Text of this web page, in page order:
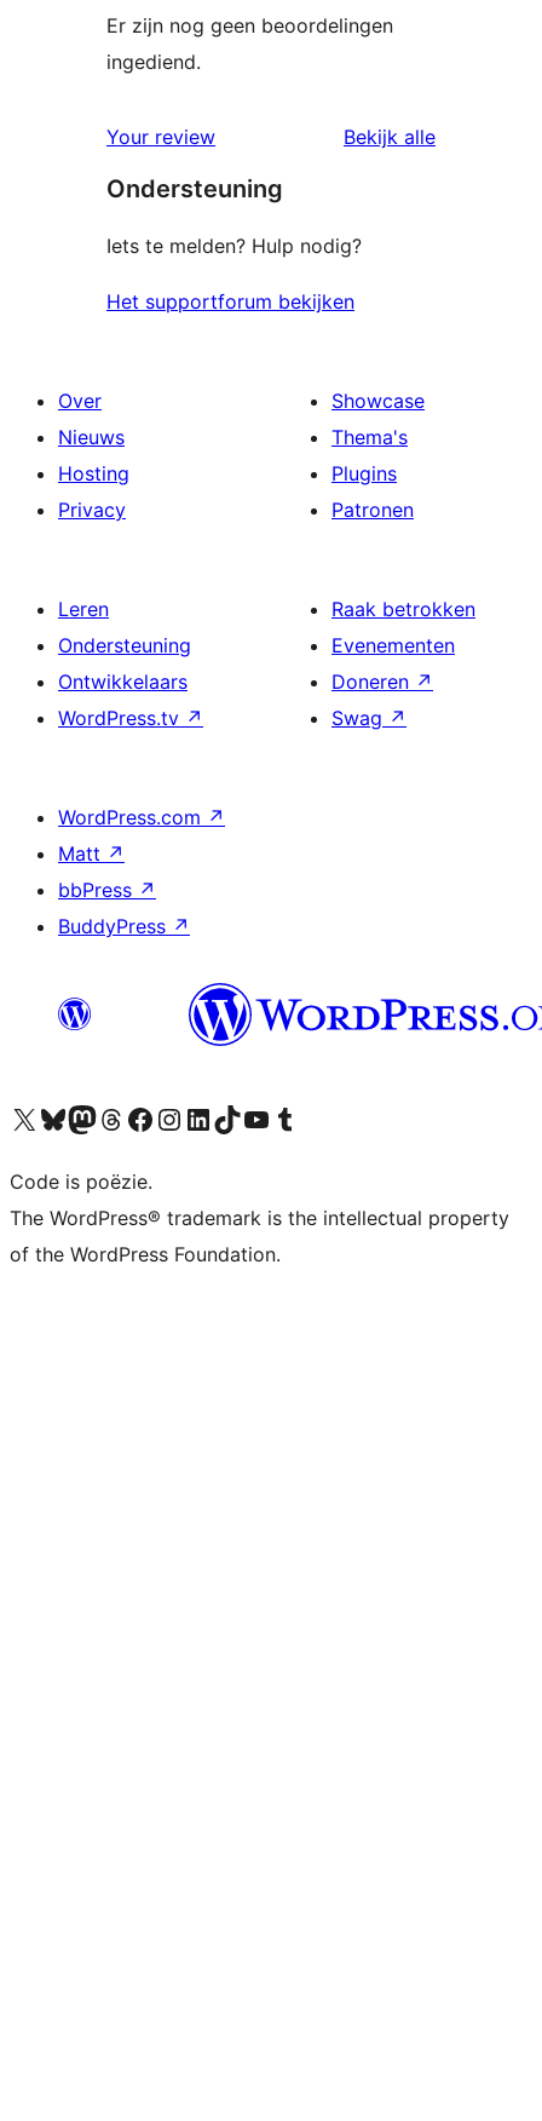
Er zijn nog geen beoordelingen
ingediend.
Your review Bekijk alle
Ondersteuning
Iets te melden? Hulp nodig?
Het supportforum bekijken
Over
Nieuws
Hosting
Privacy
Showcase
Thema's
Plugins
Patronen
Leren
Ondersteuning
Ontwikkelaars
WordPress.tv ↗
Raak betrokken
Evenementen
Doneren ↗
Swag ↗
WordPress.com ↗
Matt ↗
bbPress ↗
BuddyPress ↗
Bezoek ons X (voorheen Twitter) account
Bezoek ons Bluesky account
Bezoek ons Mastodon account
Bezoek ons Threads account
Onze Facebook pagina bezoeken
Bezoek ons Instagram account
Bezoek ons LinkedIn account
Bezoek ons TikTok account
Bezoek ons YouTube kanaalBezoek ons Tumblr account
Code is poëzie.
The WordPress® trademark is the intellectual property
of the WordPress Foundation.